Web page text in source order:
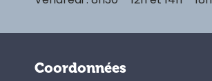
Coordonnées